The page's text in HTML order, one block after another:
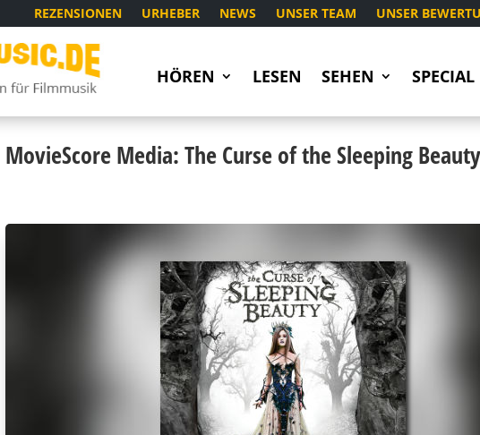
REZENSIONEN URHEBER NEWS UNSER TEAM UNSER
HÖREN LESEN SEHEN SPECIAL
MovieScore Media: The Curse of the Sleeping Beauty